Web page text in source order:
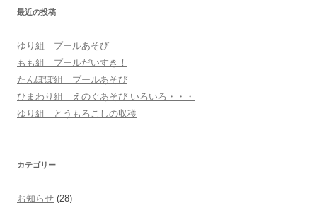
シ
ン
最近の投稿
ゆり組 プールあそび
もも組 プールだいすき！
たんぽぽ組 プールあそび
ひまわり組 えのぐあそび いろいろ・・・
ゆり組 とうもろこしの収穫
カテゴリー
お知らせ (28)